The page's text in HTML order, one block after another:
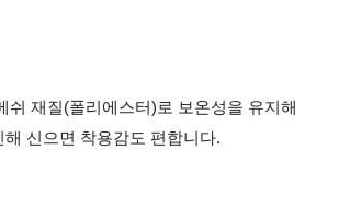
쉬 재질(폴리에스터)로 보온성을 유지해
신으면 착용감도 편합니다.